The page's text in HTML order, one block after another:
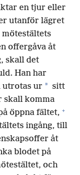
en tjur eller
utanför lägret
offergåva åt
skall det
Han har
utrotas ur * sitt
skall komma
öppna fältet, +
ingång, till
åt
blodet på
och